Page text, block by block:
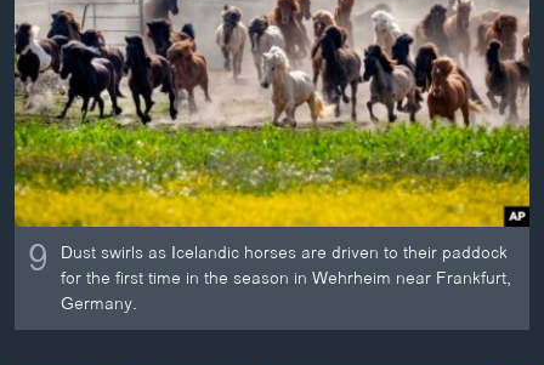
ວິທະຍາສາດ-ເທັກໂນໂລຈີ
ທຸລະກິດ
ພາສາອັງກິດ
ວີດີໂອ
ສຽງ
ລາຍການກະຈາຍສຽງ
ລາຍງານ
ຕິດຕາມພວກເຮົາ ທີ່
9 Dust swirls as Icelandic horses are driven to their paddock
for the first time in the season in Wehrheim near Frankfurt,
Germany.